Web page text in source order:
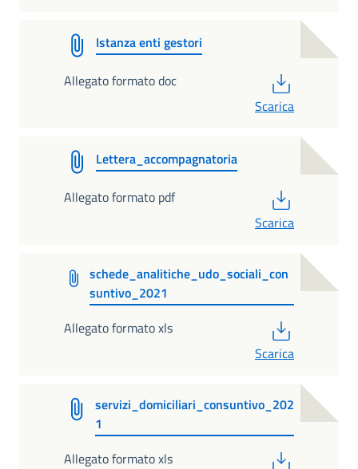
Istanza enti gestori
Allegato formato doc
Scarica
Lettera_accompagnatoria
Allegato formato pdf
Scarica
schede_analitiche_udo_sociali_con
suntivo_2021
Allegato formato xls
Scarica
servizi_domiciliari_consuntivo_202
1
Allegato formato xls